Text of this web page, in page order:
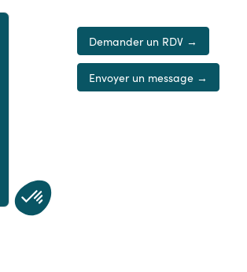
Demander un RDV →
Envoyer un message →